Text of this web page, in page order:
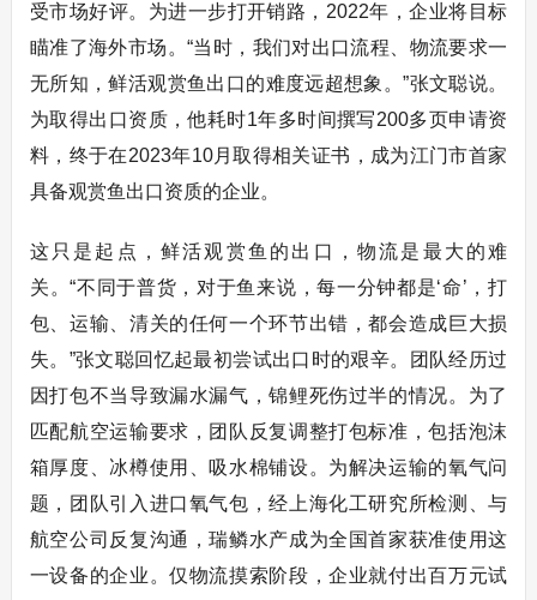
受市场好评。为进一步打开销路，2022年，企业将目标
瞄准了海外市场。“当时，我们对出口流程、物流要求一
无所知，鲜活观赏鱼出口的难度远超想象。”张文聪说。
为取得出口资质，他耗时1年多时间撰写200多页申请资
料，终于在2023年10月取得相关证书，成为江门市首家
具备观赏鱼出口资质的企业。
这只是起点，鲜活观赏鱼的出口，物流是最大的难
关。“不同于普货，对于鱼来说，每一分钟都是‘命’，打
包、运输、清关的任何一个环节出错，都会造成巨大损
失。”张文聪回忆起最初尝试出口时的艰辛。团队经历过
因打包不当导致漏水漏气，锦鲤死伤过半的情况。为了
匹配航空运输要求，团队反复调整打包标准，包括泡沫
箱厚度、冰樽使用、吸水棉铺设。为解决运输的氧气问
题，团队引入进口氧气包，经上海化工研究所检测、与
航空公司反复沟通，瑞鳞水产成为全国首家获准使用这
一设备的企业。仅物流摸索阶段，企业就付出百万元试